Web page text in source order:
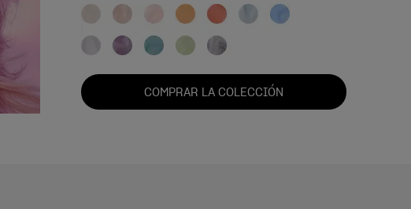
COMPRAR LA COLECCIÓN